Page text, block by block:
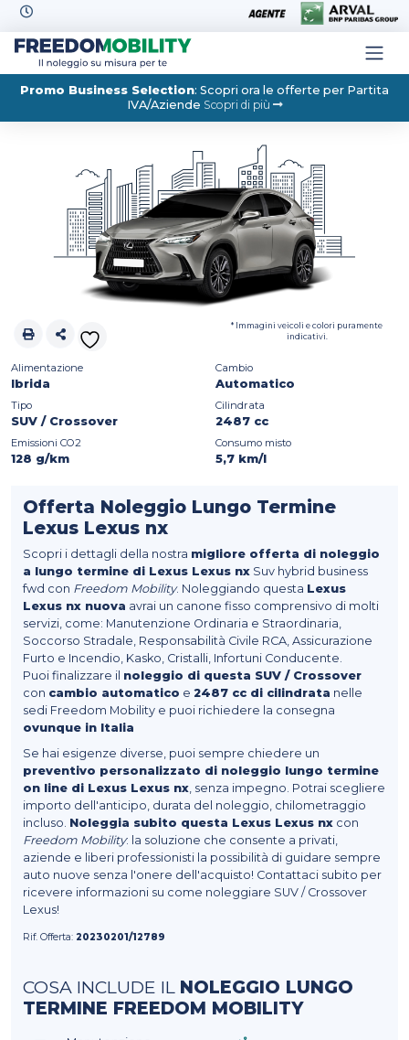
Skip to content
Promo Business Selection: Scopri ora le offerte per Partita
IVA/Aziende Scopri di più
* Immagini veicoli e colori puramente
indicativi.
Alimentazione
Ibrida
Cambio
Automatico
Tipo
SUV / Crossover
Cilindrata
2487 cc
Emissioni CO2
128 g/km
Consumo misto
5,7 km/l
Offerta Noleggio Lungo Termine
Lexus Lexus nx
Scopri i dettagli della nostra migliore offerta di noleggio
a lungo termine di Lexus Lexus nxSuv hybrid business
fwd con Freedom Mobility. Noleggiando questa Lexus
Lexus nx nuova avrai un canone fisso comprensivo di molti
servizi, come: Manutenzione Ordinaria e Straordinaria,
Soccorso Stradale, Responsabilità Civile RCA, Assicurazione
Furto e Incendio, Kasko, Cristalli, Infortuni Conducente.
Puoi finalizzare il noleggio di questa SUV / Crossover
con cambio automatico e 2487 cc di cilindrata nelle
sedi Freedom Mobility e puoi richiedere la consegna
ovunque in Italia
Se hai esigenze diverse, puoi sempre chiedere un
preventivo personalizzato di noleggio lungo termine
on line di Lexus Lexus nx, senza impegno. Potrai scegliere
importo dell'anticipo, durata del noleggio, chilometraggio
incluso. Noleggia subito questa Lexus Lexus nxcon
Freedom Mobility: la soluzione che consente a privati,
aziende e liberi professionisti la possibilità di guidare sempre
auto nuove senza l'onere dell'acquisto! Contattaci subito per
ricevere informazioni su come noleggiare SUV / Crossover
Lexus!
Rif. Offerta: 20230201/12789
COSA INCLUDE IL NOLEGGIO LUNGO
TERMINE FREEDOM MOBILITY